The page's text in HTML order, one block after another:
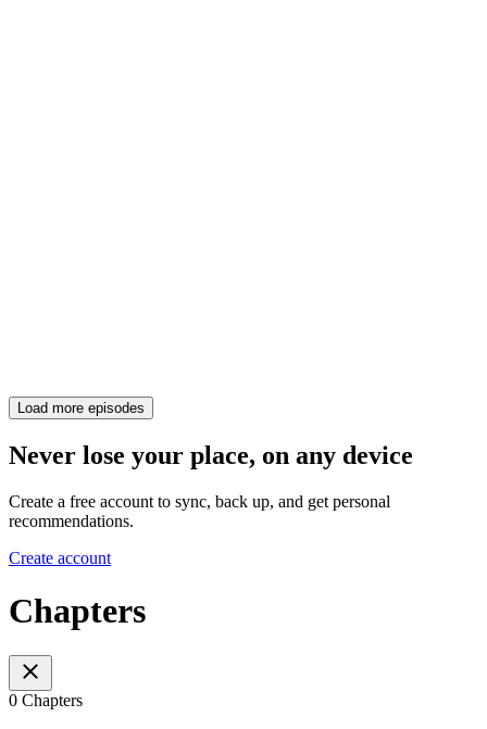
Load more episodes
Never lose your place, on any device
Create a free account to sync, back up, and get personal
recommendations.
Create account
Chapters
0 Chapters